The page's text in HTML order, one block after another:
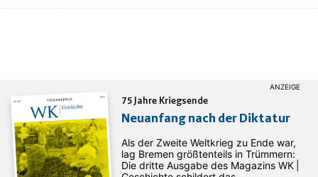
75 Jahre Kriegsende
Neuanfang nach der Diktatur
Als der Zweite Weltkrieg zu Ende war,
lag Bremen größtenteils in Trümmern:
Die dritte Ausgabe des ­Magazins WK |